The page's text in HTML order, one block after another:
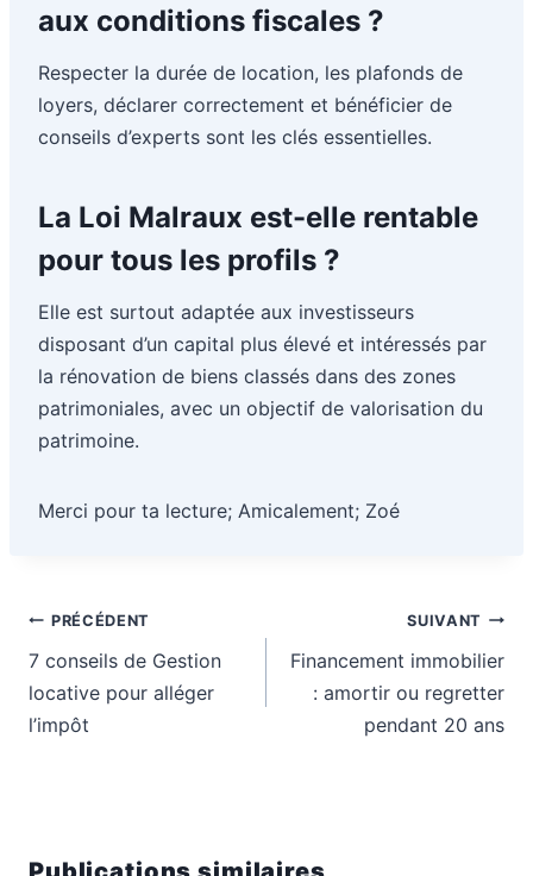
aux conditions fiscales ?
Respecter la durée de location, les plafonds de
loyers, déclarer correctement et bénéficier de
conseils d’experts sont les clés essentielles.
La Loi Malraux est-elle rentable
pour tous les profils ?
Elle est surtout adaptée aux investisseurs
disposant d’un capital plus élevé et intéressés par
la rénovation de biens classés dans des zones
patrimoniales, avec un objectif de valorisation du
patrimoine.
Merci pour ta lecture; Amicalement; Zoé
Navigation
de
l’article
PRÉCÉDENT
7 conseils de Gestion
locative pour alléger
l’impôt
SUIVANT
Financement immobilier
: amortir ou regretter
pendant 20 ans